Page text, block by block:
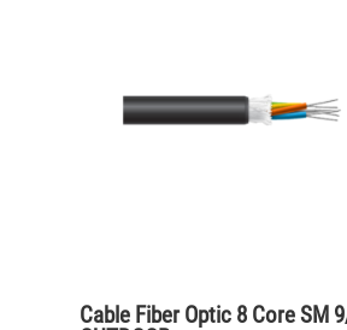
Cable Fiber Optic 8 Core SM